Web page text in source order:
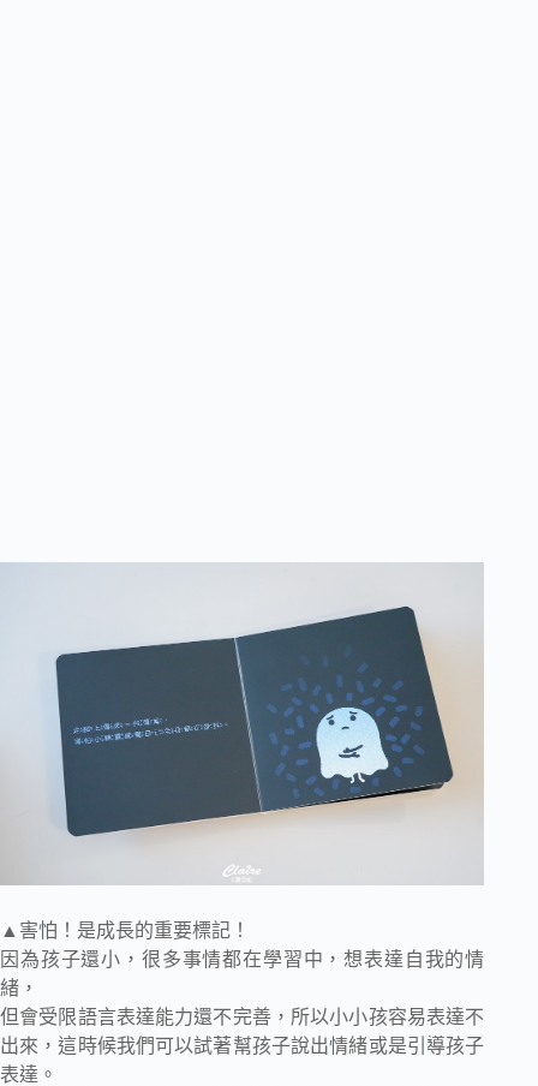
▲害怕！是成長的重要標記！
因為孩子還小，很多事情都在學習中，想表達自我的情
緒，
但會受限語言表達能力還不完善，所以小小孩容易表達不
出來，這時候我們可以試著幫孩子說出情緒或是引導孩子
表達。